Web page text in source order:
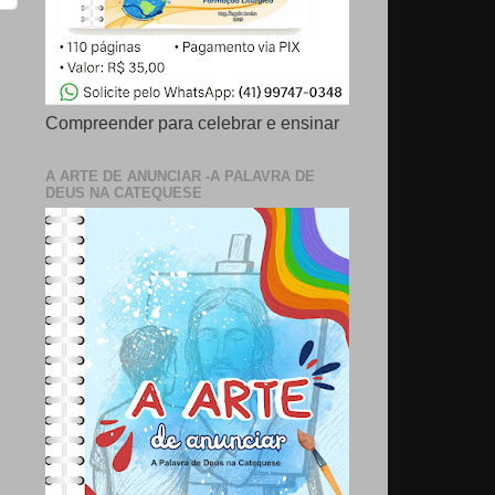
Compreender para celebrar e ensinar
A ARTE DE ANUNCIAR -A PALAVRA DE
DEUS NA CATEQUESE